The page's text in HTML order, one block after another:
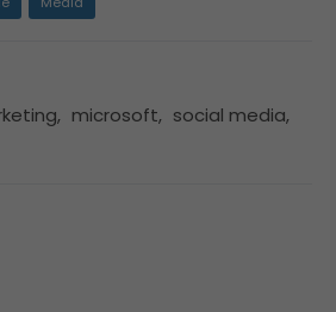
, microsoft, social media,